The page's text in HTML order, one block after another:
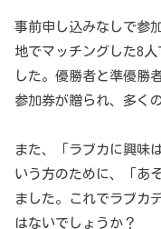
事前申し込みなしで参
地でマッチングした8
した。優勝者と準優勝
参加券が贈られ、多く
また、「ラブカに興味
いう方のために、「あ
ました。これでラブカ
はないでしょうか？